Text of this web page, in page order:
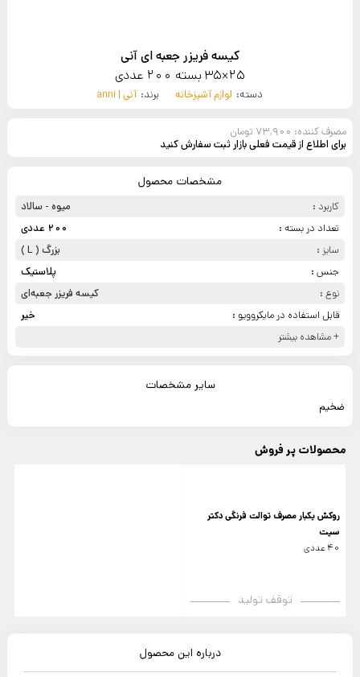
کیسه فریزر جعبه ای آنی
25×35 بسته 200 عددی
دسته: لوازم آشپزخانه برند: آنی | anni
مصرف کننده: 73,900 تومان
برای اطلاع از قیمت فعلی بازار ثبت سفارش کنید
مشخصات محصول
کاربرد :
میوه - سالاد
تعداد در بسته :
200 عددی
سایز :
بزرگ ( L )
جنس :
پلاستیک
نوع :
کیسه فریزر جعبه‌ای
قابل استفاده در مایکروویو :
خیر
+ مشاهده بیشتر
سایر مشخصات
ضخیم
محصولات پر فروش
روکش یکبار مصرف توالت فرنگی دکتر
سیت
40 عددی
توقف تولید
درباره این محصول